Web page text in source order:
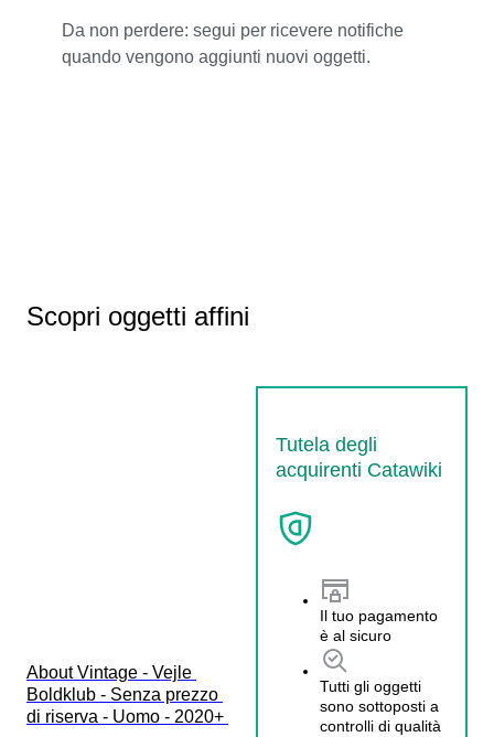
Da non perdere: segui per ricevere notifiche
quando vengono aggiunti nuovi oggetti.
Scopri oggetti affini
Tutela degli
acquirenti Catawiki
Il tuo pagamento
è al sicuro
Tutti gli oggetti
sono sottoposti a
controlli di qualità
About Vintage - Vejle
Boldklub - Senza prezzo
di riserva - Uomo - 2020+